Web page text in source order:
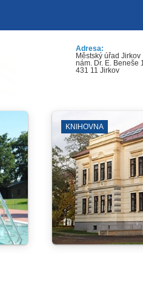
Adresa:
Městský úřad Jirkov
nám. Dr. E. Beneše 1
431 11 Jirkov